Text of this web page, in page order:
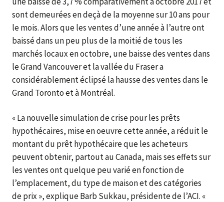
sont demeurées en deçà de la moyenne sur 10 ans pour
le mois. Alors que les ventes d’une année à l’autre ont
baissé dans un peu plus de la moitié de tous les
marchés locaux en octobre, une baisse des ventes dans
le Grand Vancouver et la vallée du Fraser a
considérablement éclipsé la hausse des ventes dans le
Grand Toronto et à Montréal.
« La nouvelle simulation de crise pour les prêts
hypothécaires, mise en oeuvre cette année, a réduit le
montant du prêt hypothécaire que les acheteurs
peuvent obtenir, partout au Canada, mais ses effets sur
les ventes ont quelque peu varié en fonction de
l’emplacement, du type de maison et des catégories
de prix », explique Barb Sukkau, présidente de l’ACI. «